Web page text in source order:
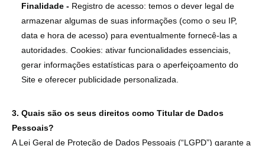
Finalidade - Registro de acesso: temos o dever legal de
armazenar algumas de suas informações (como o seu IP,
data e hora de acesso) para eventualmente fornecê-las a
autoridades. Cookies: ativar funcionalidades essenciais,
gerar informações estatísticas para o aperfeiçoamento do
Site e oferecer publicidade personalizada.
3. Quais são os seus direitos como Titular de Dados
Pessoais?
A Lei Geral de Proteção de Dados Pessoais (“LGPD”) garante a